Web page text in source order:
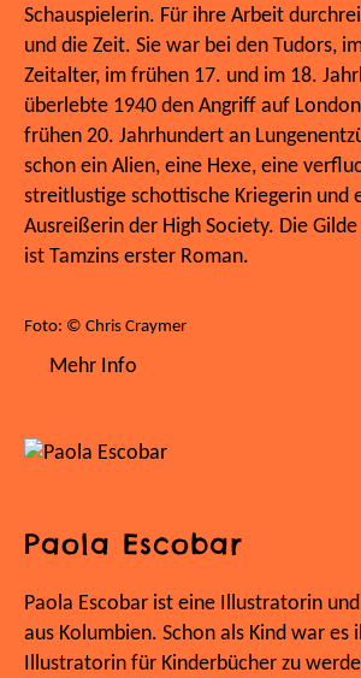
Schauspielerin. Für ihre Arbeit
und die Zeit. Sie war bei den Tudors,
Zeitalter, im frühen 17. und im 18.
überlebte 1940 den Angriff auf
frühen 20. Jahrhundert an
schon ein Alien, eine Hexe, eine
streitlustige schottische Kriegerin und
Ausreißerin der High Society. Die
ist Tamzins erster Roman.
Foto: © Chris Craymer
Mehr Info
Paola Escobar
Paola Escobar ist eine Illustratorin
aus Kolumbien. Schon als Kind war es
Illustratorin für Kinderbücher zu